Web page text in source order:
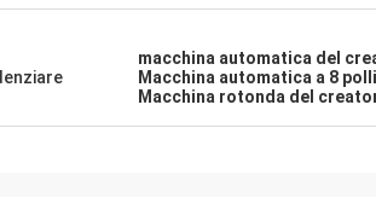
macchina automatica del
Macchina automatica a 8
Macchina rotonda del